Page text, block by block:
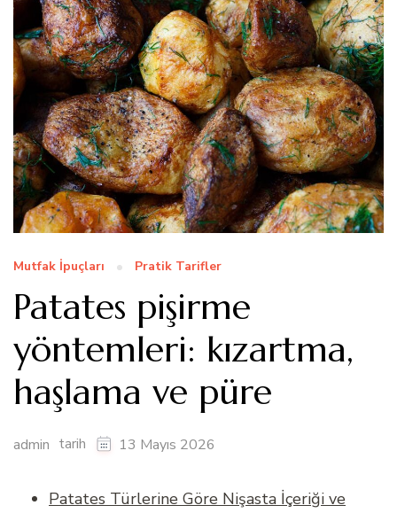
Mutfak İpuçları Pratik Tarifler
Patates pişirme
yöntemleri: kızartma,
haşlama ve püre
admin tarih 13 Mayıs 2026
Patates Türlerine Göre Nişasta İçeriği ve